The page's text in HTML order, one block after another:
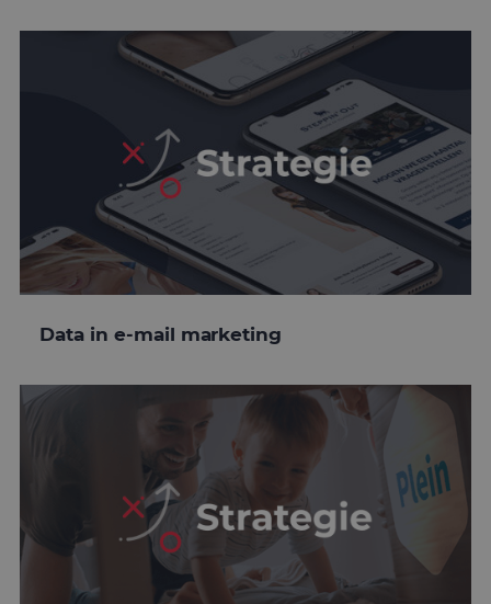
Data in e-mail marketing